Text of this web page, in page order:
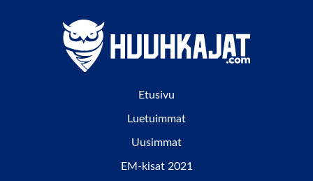
Etusivu
Luetuimmat
Uusimmat
EM-kisat 2021